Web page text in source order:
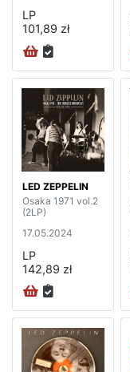
LP
101,89 zł
LED ZEPPELIN
Osaka 1971 vol.2
(2LP)
17.05.2024
LP
142,89 zł